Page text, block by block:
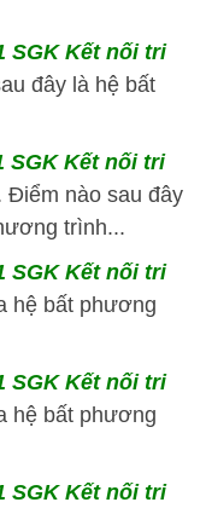
SGK Kết nối tri
đây là hệ bất
SGK Kết nối tri
Điểm nào sau đây
trình...
SGK Kết nối tri
hệ bất phương
SGK Kết nối tri
hệ bất phương
SGK Kết nối tri